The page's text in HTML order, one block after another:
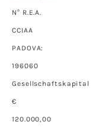
N° R.E.A.
CCIAA
PADOVA:
196060
Gesellschaftskapital
€
120.000,00